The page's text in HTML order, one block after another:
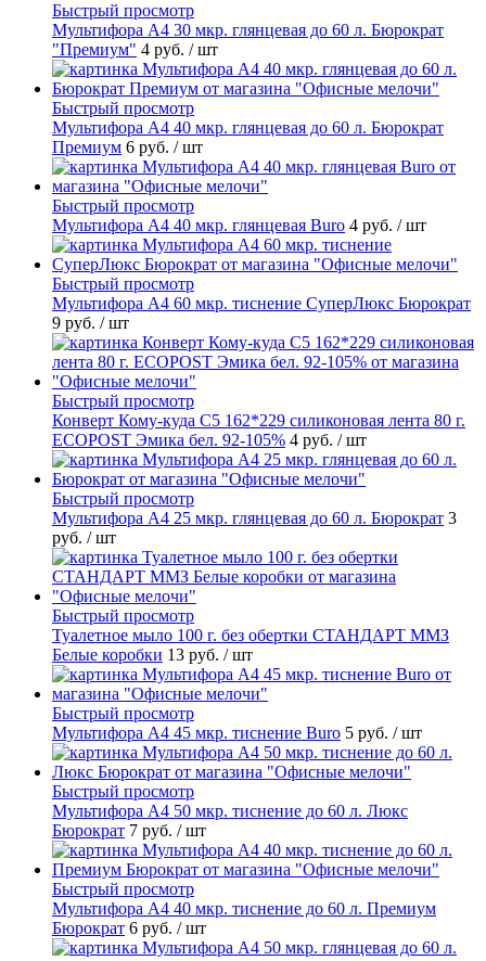
Быстрый просмотр
Мультифора А4 30 мкр. глянцевая до 60 л. Бюрократ
"Премиум" 4 руб. / шт
Быстрый просмотр
Мультифора А4 40 мкр. глянцевая до 60 л. Бюрократ
Премиум 6 руб. / шт
Быстрый просмотр
Мультифора А4 40 мкр. глянцевая Buro 4 руб. / шт
Быстрый просмотр
Мультифора А4 60 мкр. тиснение СуперЛюкс Бюрократ
9 руб. / шт
Быстрый просмотр
Конверт Кому-куда С5 162*229 силиконовая лента 80 г.
ECOPOST Эмика бел. 92-105% 4 руб. / шт
Быстрый просмотр
Мультифора А4 25 мкр. глянцевая до 60 л. Бюрократ 3
руб. / шт
Быстрый просмотр
Туалетное мыло 100 г. без обертки СТАНДАРТ ММЗ
Белые коробки 13 руб. / шт
Быстрый просмотр
Мультифора А4 45 мкр. тиснение Buro 5 руб. / шт
Быстрый просмотр
Мультифора А4 50 мкр. тиснение до 60 л. Люкс
Бюрократ 7 руб. / шт
Быстрый просмотр
Мультифора А4 40 мкр. тиснение до 60 л. Премиум
Бюрократ 6 руб. / шт